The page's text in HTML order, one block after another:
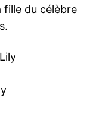
fille du célèbre